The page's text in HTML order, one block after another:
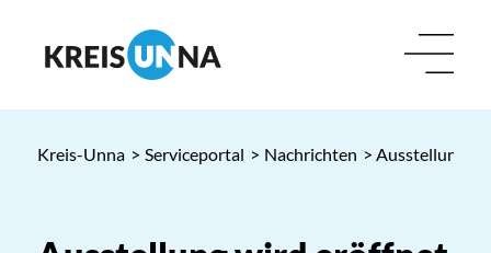
Kreis-Unna > Serviceportal > Nachrichten > Ausstellung